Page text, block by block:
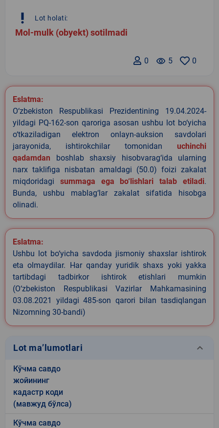
priority_high Lot holati:
Mol-mulk (obyekt) sotilmadi
0
remove_red_eye 5
0
Eslatma:
O‘zbekiston Respublikasi Prezidentining 19.04.2024-
yildagi PQ-162-son qaroriga asosan ushbu lot bo‘yicha
o‘tkaziladigan elektron onlayn-auksion savdolari
jarayonida, ishtirokchilar tomonidan uchinchi
qadamdan boshlab shaxsiy hisobvarag‘ida ularning
narx taklifiga nisbatan amaldagi (50.0) foizi zakalat
miqdoridagi summaga ega bo‘lishlari talab etiladi.
Bunda, ushbu mablag‘lar zakalat sifatida hisobga
olinadi.
Eslatma:
Ushbu lot bo‘yicha savdoda jismoniy shaxslar ishtirok
eta olmaydilar. Har qanday yuridik shaxs yoki yakka
tartibdagi tadbirkor ishtirok etishlari mumkin
(O‘zbekiston Respublikasi Vazirlar Mahkamasining
03.08.2021 yildagi 485-son qarori bilan tasdiqlangan
Nizomning 30-bandi)
Lot ma’lumotlari keyboard_arrow_down
Кўчма савдо
жойининг
кадастр коди
(мавжуд бўлса)
Кўчма савдо